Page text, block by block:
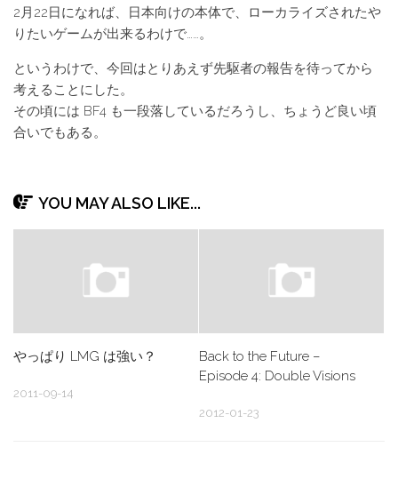
2月22日になれば、日本向けの本体で、ローカライズされたや
りたいゲームが出来るわけで……。
というわけで、今回はとりあえず先駆者の報告を待ってから
考えることにした。
その頃には BF4 も一段落しているだろうし、ちょうど良い頃
合いでもある。
YOU MAY ALSO LIKE...
やっぱり LMG は強い？
2011-09-14
Back to the Future –
Episode 4: Double Visions
2012-01-23